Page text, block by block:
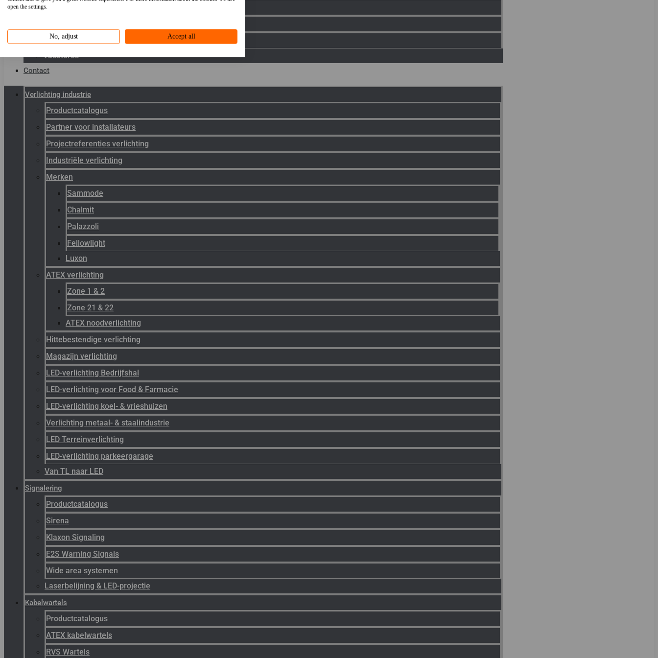
open the settings.
No, adjust Accept all
Toepassingen
Werken bij Gunneman
Vacatures
Contact
Verlichting industrie
Productcatalogus
Partner voor installateurs
Projectreferenties verlichting
Industriële verlichting
Merken
Sammode
Chalmit
Palazzoli
Fellowlight
Luxon
ATEX verlichting
Zone 1 & 2
Zone 21 & 22
ATEX noodverlichting
Hittebestendige verlichting
Magazijn verlichting
LED-verlichting Bedrijfshal
LED-verlichting voor Food & Farmacie
LED-verlichting koel- & vrieshuizen
Verlichting metaal- & staalindustrie
LED Terreinverlichting
LED-verlichting parkeergarage
Van TL naar LED
Signalering
Productcatalogus
Sirena
Klaxon Signaling
E2S Warning Signals
Wide area systemen
Laserbelijning & LED-projectie
Kabelwartels
Productcatalogus
ATEX kabelwartels
RVS Wartels